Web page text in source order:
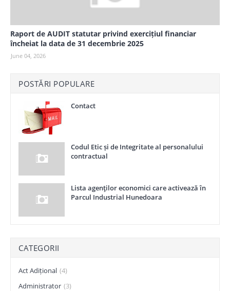
Raport de AUDIT statutar privind exercițiul financiar
încheiat la data de 31 decembrie 2025
June 04, 2026
POSTĂRI POPULARE
Contact
Codul Etic și de Integritate al personalului
contractual
Lista agenţilor economici care activează în
Parcul Industrial Hunedoara
CATEGORII
Act Adițional (4)
Administrator (3)